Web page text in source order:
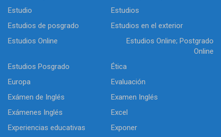
Estudio
Estudios
Estudios de posgrado
Estudios en el exterior
Estudios Online
Estudios Online; Postgrado
Online
Estudios Posgrado
Ética
Europa
Evaluación
Exámen de Inglés
Examen Inglés
Exámenes Inglés
Excel
Experiencias educativas
Exponer